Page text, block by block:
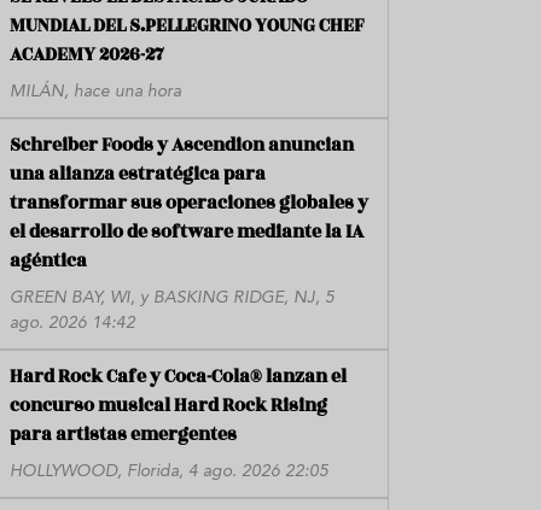
MUNDIAL DEL S.PELLEGRINO YOUNG CHEF
ACADEMY 2026-27
MILÁN, hace una hora
Schreiber Foods y Ascendion anuncian
una alianza estratégica para
transformar sus operaciones globales y
el desarrollo de software mediante la IA
agéntica
GREEN BAY, WI, y BASKING RIDGE, NJ, 5
ago. 2026 14:42
Hard Rock Cafe y Coca-Cola® lanzan el
concurso musical Hard Rock Rising
para artistas emergentes
HOLLYWOOD, Florida, 4 ago. 2026 22:05